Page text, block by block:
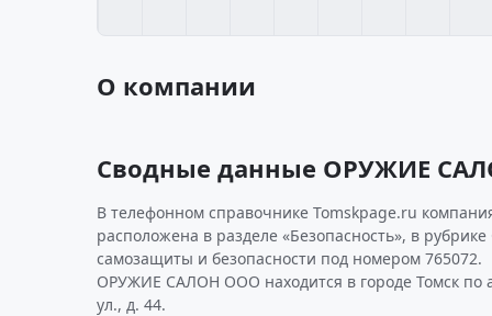
О компании
Сводные данные ОРУЖИЕ
В телефонном справочнике Tomskpage.ru
расположена в разделе «Безопасность», в
самозащиты и безопасности под номером 765072.
ОРУЖИЕ САЛОН ООО находится в городе Томск по
ул., д. 44.